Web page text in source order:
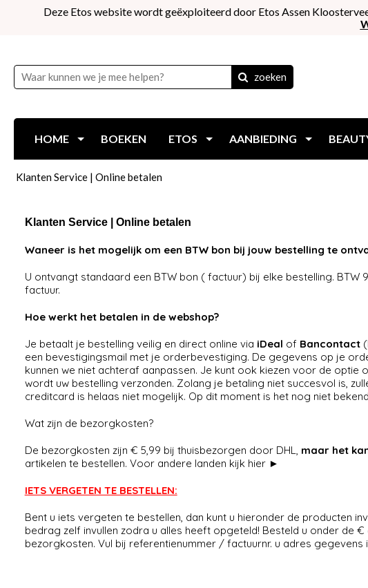
Deze Etos website wordt geëxploiteerd door Etos Assen
zoeken
HOME BOEKEN ETOS AANBIEDING
Klanten Service | Online betalen
Klanten Service | Online betalen
Waneer is het mogelijk om een BTW bon bij jouw bestelling te
U ontvangt standaard een BTW bon ( factuur) bij elke bestelling.
factuur.
Hoe werkt het betalen in de webshop?
Je betaalt je bestelling veilig en direct online via iDeal of Bancontact
een bevestigingsmail met je orderbevestiging. De gegevens op je
kunnen we niet achteraf aanpassen. Je kunt ook kiezen voor de optie
wordt uw bestelling verzonden. Zolang je betaling niet succesvol is,
creditcard is helaas niet mogelijk. Op dit moment is het nog niet
Wat zijn de bezorgkosten?
De bezorgkosten zijn € 5,99 bij thuisbezorgen door DHL, maar het
artikelen te bestellen. Voor andere landen kijk hier ►
IETS VERGETEN TE BESTELLEN:
Bent u iets vergeten te bestellen, dan kunt u hieronder de producten
bedrag zelf invullen zodra u alles heeft opgeteld! Besteld u onder de
bezorgkosten. Vul bij referentienummer / factuurnr. u adres